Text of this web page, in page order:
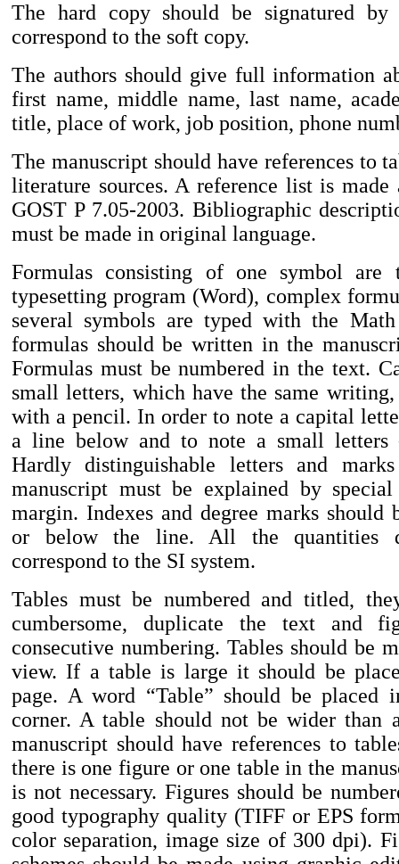
The hard copy should be signatured by
correspond to the soft copy.
The authors should give full information
first name, middle name, last name,
title, place of work, job position, phone
The manuscript should have references to
literature sources. A reference list is made
GOST P 7.05-2003. Bibliographic
must be made in original language.
Formulas consisting of one symbol are
typesetting program (Word), complex
several symbols are typed with the
formulas should be written in the
Formulas must be numbered in the text.
small letters, which have the same
with a pencil. In order to note a capital
a line below and to note a small letters
Hardly distinguishable letters and
manuscript must be explained by
margin. Indexes and degree marks should
or below the line. All the quantities
correspond to the SI system.
Tables must be numbered and titled,
cumbersome, duplicate the text and
consecutive numbering. Tables should be
view. If a table is large it should be
page. A word “Table” should be placed
corner. A table should not be wider than
manuscript should have references to
there is one figure or one table in the
is not necessary. Figures should be
good typography quality (TIFF or EPS
color separation, image size of 300 dpi).